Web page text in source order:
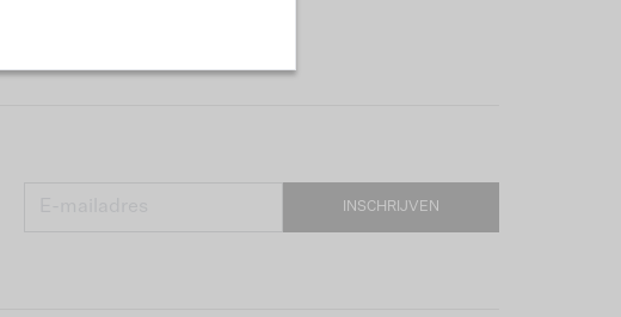
INSCHRIJVEN